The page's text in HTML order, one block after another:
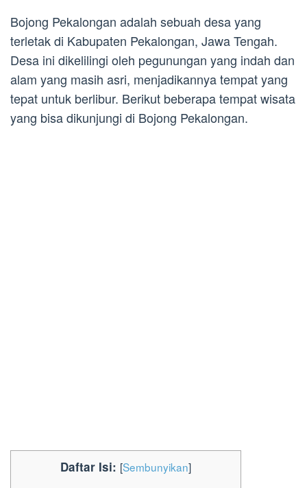
Bojong Pekalongan adalah sebuah desa yang
terletak di Kabupaten Pekalongan, Jawa Tengah.
Desa ini dikelilingi oleh pegunungan yang indah dan
alam yang masih asri, menjadikannya tempat yang
tepat untuk berlibur. Berikut beberapa tempat wisata
yang bisa dikunjungi di Bojong Pekalongan.
Daftar Isi: [Sembunyikan]